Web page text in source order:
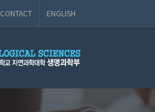
CONTACT ENGLISH